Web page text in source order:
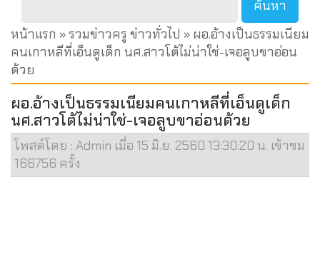
หน้าแรก »รวมข่าวครู ข่าวทั่วไป » ผอ.อ้างเป็นธรรมเนียม
คนเกาหลีที่เอ็นดูเด็ก นศ.สาวโต้ไม่น่าใช่-เจอลูบขาอ่อน
ด้วย
ผอ.อ้างเป็นธรรมเนียมคนเกาหลีที่เอ็นดูเด็ก
นศ.สาวโต้ไม่น่าใช่-เจอลูบขาอ่อนด้วย
โพสต์โดย : Admin เมื่อ 15 มิ.ย. 2560 13:30:20 น. เข้าชม
166756 ครั้ง